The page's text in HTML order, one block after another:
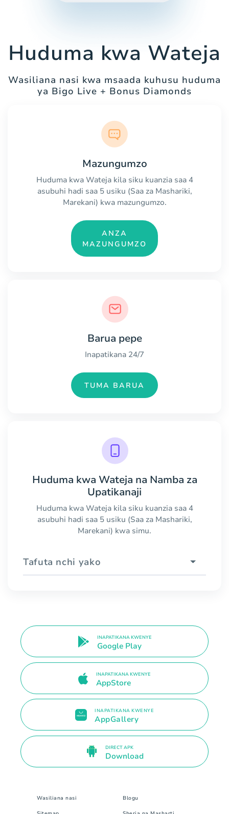
Huduma kwa Wateja
Wasiliana nasi kwa msaada kuhusu huduma
ya Bigo Live + Bonus Diamonds
Mazungumzo
Huduma kwa Wateja kila siku kuanzia saa 4
asubuhi hadi saa 5 usiku (Saa za Mashariki,
Marekani) kwa mazungumzo.
ANZA
MAZUNGUMZO
Barua pepe
Inapatikana 24/7
TUMA BARUA
Huduma kwa Wateja na Namba za
Upatikanaji
Huduma kwa Wateja kila siku kuanzia saa 4
asubuhi hadi saa 5 usiku (Saa za Mashariki,
Marekani) kwa simu.
Tafuta nchi yako
INAPATIKANA KWENYE
Google Play
INAPATIKANA KWENYE
AppStore
INAPATIKANA KWENYE
AppGallery
DIRECT APK
Download
Wasiliana nasi Blogu